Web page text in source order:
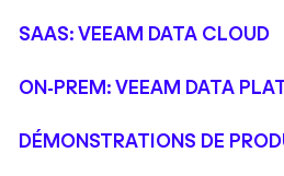
SAAS: VEEAM DATA CLOUD
ON-PREM: VEEAM DATA
DÉMONSTRATIONS DE